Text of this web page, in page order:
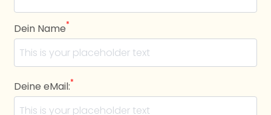
Dein Name*
Deine eMail:*